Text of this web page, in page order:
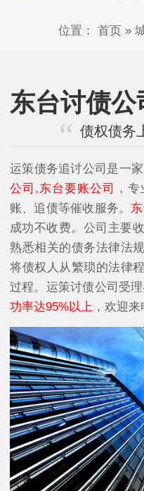
位置： 首页»
东台讨债公
债权债务
运策债务追讨公司是一
公司 ,东台要账公司
，
账、追债等催收服务。
成功不收费。公司主要
熟悉相关的债务法律法
将债权人从繁琐的法律
过程。运策讨债公司受
功率达95%以上 ，欢迎